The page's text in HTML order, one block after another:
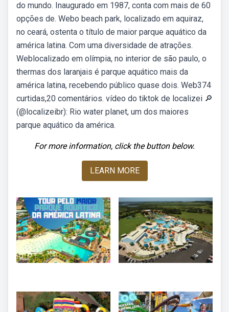
do mundo. Inaugurado em 1987, conta com mais de 60
opções de. Webo beach park, localizado em aquiraz,
no ceará, ostenta o título de maior parque aquático da
américa latina. Com uma diversidade de atrações.
Weblocalizado em olímpia, no interior de são paulo, o
thermas dos laranjais é parque aquático mais da
américa latina, recebendo público quase dois. Web374
curtidas,20 comentários. vídeo do tiktok de localizei 🔎
(@localizeibr): Rio water planet, um dos maiores
parque aquático da américa.
For more information, click the button below.
LEARN MORE